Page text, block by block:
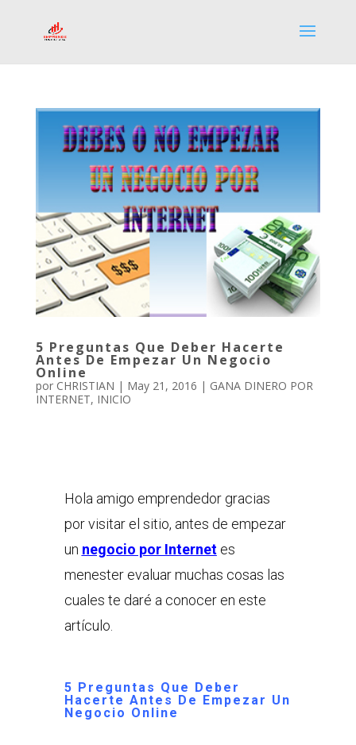
5 Preguntas Que Deber Hacerte
Antes De Empezar Un Negocio
Online
por CHRISTIAN | May 21, 2016 | GANA DINERO POR
INTERNET, INICIO
Hola amigo emprendedor gracias
por visitar el sitio, antes de empezar
un negocio por Internetes
menester evaluar muchas cosas las
cuales te daré a conocer en este
artículo.
5 Preguntas Que Deber
Hacerte Antes De Empezar Un
Negocio Online